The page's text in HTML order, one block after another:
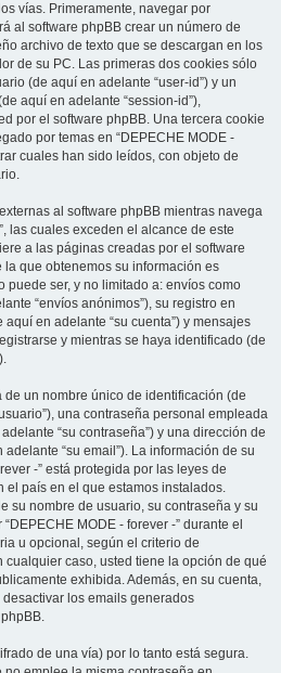
vías. Primeramente, navegar por
al software phpBB crear un número de
archivo de texto que se descargan en los
de su PC. Las primeras dos cookies sólo
(de aquí en adelante “user-id”) y un
aquí en adelante “session-id”),
por el software phpBB. Una tercera cookie
por temas en “DEPECHE MODE -
cuales han sido leídos, con objeto de
al software phpBB mientras navega
las cuales exceden el alcance de este
a las páginas creadas por el software
que obtenemos su información es
puede ser, y no limitado a: envíos como
“envíos anónimos”), su registro en
aquí en adelante “su cuenta”) y mensajes
y mientras se haya identificado (de
un nombre único de identificación (de
una contraseña personal empleada
“su contraseña”) y una dirección de
“su email”). La información de su
-” está protegida por las leyes de
el país en el que estamos instalados.
su nombre de usuario, su contraseña y su
MODE - forever -” durante el
u opcional, según el criterio de
cualquier caso, usted tiene la opción de qué
exhibida. Además, en su cuenta,
los emails generados
de una vía) por lo tanto está segura.